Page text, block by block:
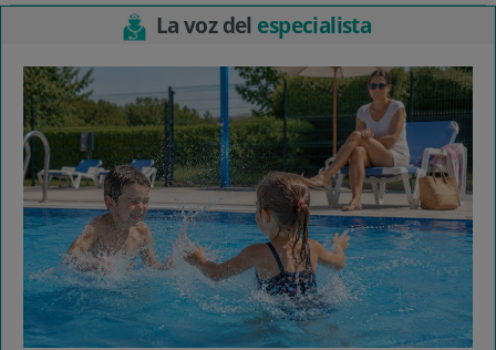
La voz del especialista